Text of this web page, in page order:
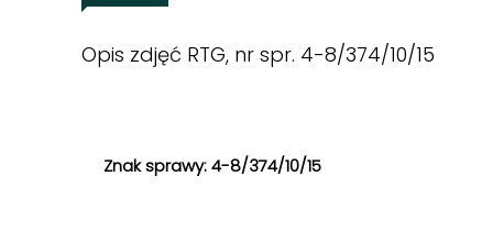
Opis zdjęć RTG, nr spr. 4-8/374/10/15
Znak sprawy: 4-8/374/10/15